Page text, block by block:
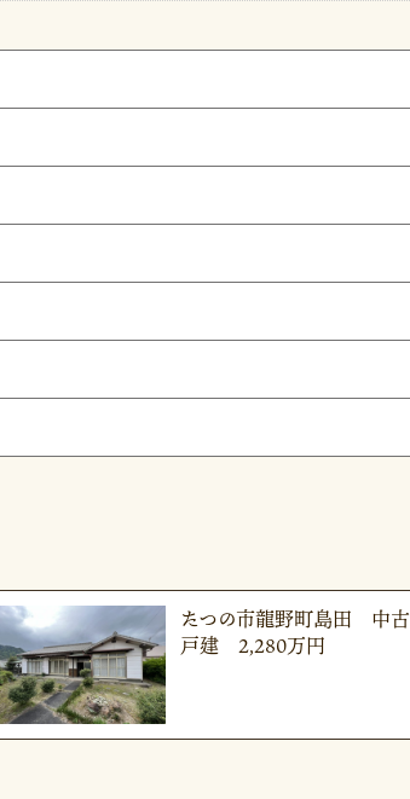
たつの市龍野町島田 中古
戸建 2,280万円